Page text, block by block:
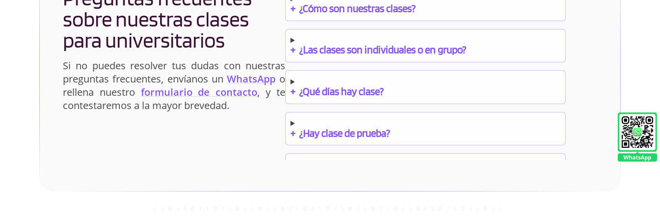
sobre nuestras clases
para universitarios
Si no puedes resolver tus dudas con nuestras
preguntas frecuentes, envíanos unWhatsApp o
rellena nuestro formulario de contacto, y te
contestaremos a la mayor brevedad.
+ ¿Cómo son nuestras clases?
+ ¿Las clases son individuales o en grupo?
+ ¿Qué días hay clase?
+ ¿Hay clase de prueba?